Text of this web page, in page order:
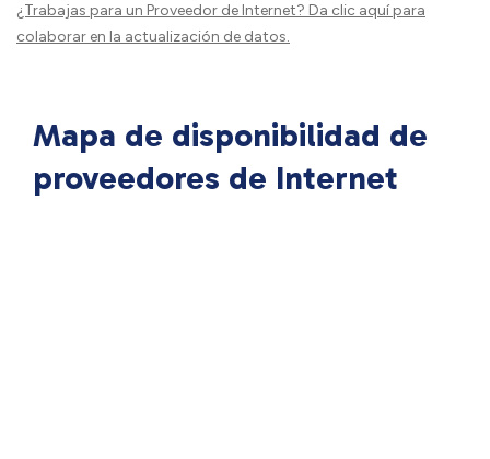
¿Trabajas para un Proveedor de Internet? Da clic aquípara
colaborar en la actualización de datos.
Mapa de disponibilidad de
proveedores de Internet